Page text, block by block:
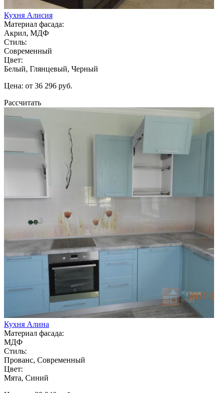
Кухня Алисия
Материал фасада:
Акрил, МДФ
Стиль:
Современный
Цвет:
Белый, Глянцевый, Черный
Цена: от 36 296 руб.
Рассчитать
Кухня Алина
Материал фасада:
МДФ
Стиль:
Прованс, Современный
Цвет:
Мята, Синий